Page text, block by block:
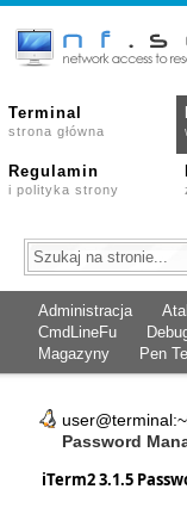
Terminal
strona główna
Regulamin
i polityka strony
Administracja
CmdLineFu
Magazyny
Pen
Password
iTerm2 3.1.5